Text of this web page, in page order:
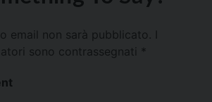
email non sarà pubblicato.
sono contrassegnati *